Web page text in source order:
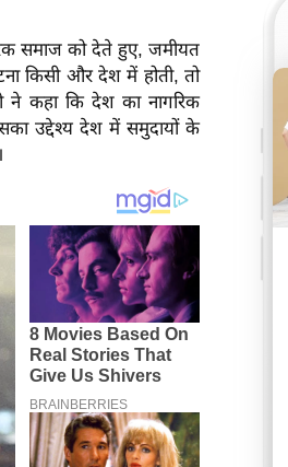
समाज को देते हुए, जमीयत
किसी और देश में होती, तो
ने कहा कि देश का नागरिक
उद्देश्य देश में समुदायों के